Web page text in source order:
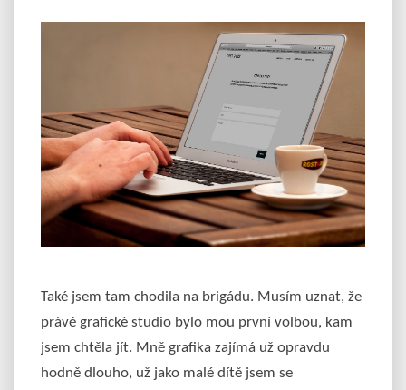
Také jsem tam chodila na brigádu. Musím uznat, že
právě grafické studio bylo mou první volbou, kam
jsem chtěla jít. Mně grafika zajímá už opravdu
hodně dlouho, už jako malé dítě jsem se